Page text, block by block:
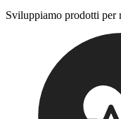
Sviluppiamo prodotti per